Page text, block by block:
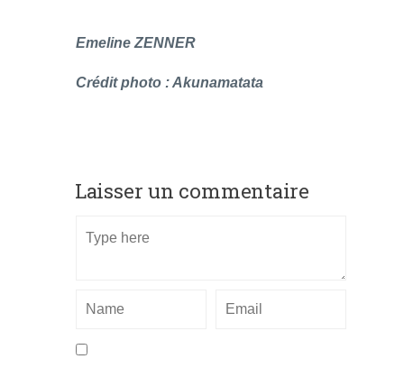
Emeline ZENNER
Crédit photo : Akunamatata
Laisser un commentaire